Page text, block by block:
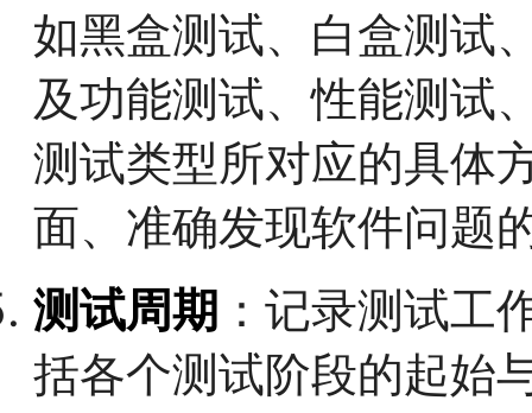
如黑盒测试、白盒测试
及功能测试、性能测试
测试类型所对应的具体
面、准确发现软件问题
测试周期 ：记录测试工
括各个测试阶段的起始